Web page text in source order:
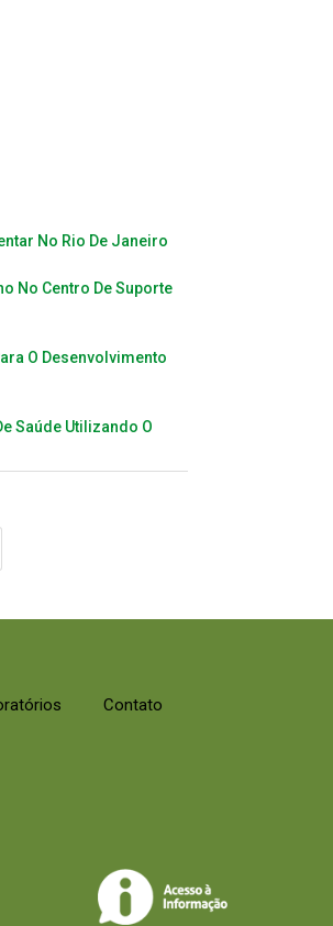
No Rio De Janeiro
No Centro De Suporte
O Desenvolvimento
Saúde Utilizando O
Contato